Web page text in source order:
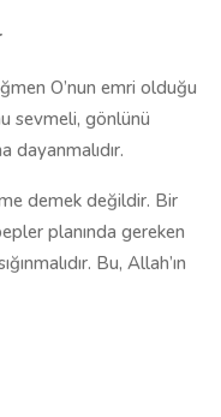
O’nun emri olduğu
sevmeli, gönlünü
dayanmalıdır.
demek değildir. Bir
planında gereken
Bu, Allah’ın